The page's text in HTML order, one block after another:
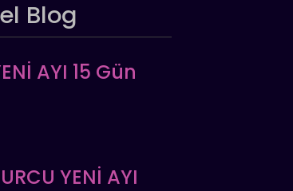
Blog
AYI 15 Gün
YENİ AYI